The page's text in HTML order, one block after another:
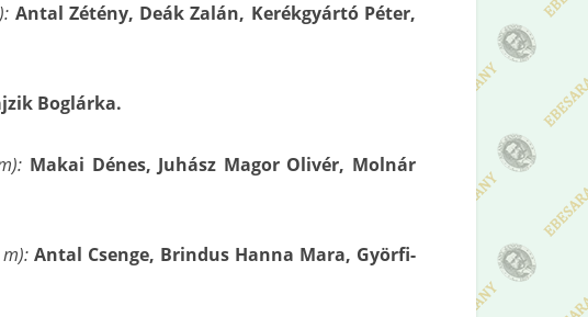
Antal Zétény, Deák Zalán, Kerékgyártó Péter,
Boglárka.
Makai Dénes, Juhász Magor Olivér, Molnár
Antal Csenge, Brindus Hanna Mara, Györfi-